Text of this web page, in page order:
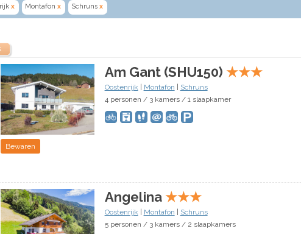
x Montafon x Schruns x
Am Gant (SHU150) ★★★
Oostenrijk
Montafon
Schruns
4 personen / 3 kamers / 1 slaapkamer
Bewaren
Angelina ★★★
Oostenrijk Montafon
Schruns
5 personen / 3 kamers / 2 slaapkamers